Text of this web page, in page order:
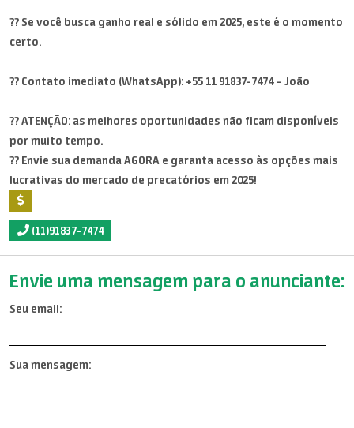
?? Se você busca ganho real e sólido em 2025, este é o momento
certo.
?? Contato imediato (WhatsApp): +55 11 91837-7474 – João
?? ATENÇÃO: as melhores oportunidades não ficam disponíveis
por muito tempo.
?? Envie sua demanda AGORA e garanta acesso às opções mais
lucrativas do mercado de precatórios em 2025!
(11)91837-7474
Envie uma mensagem para o anunciante:
Seu email:
Sua mensagem: